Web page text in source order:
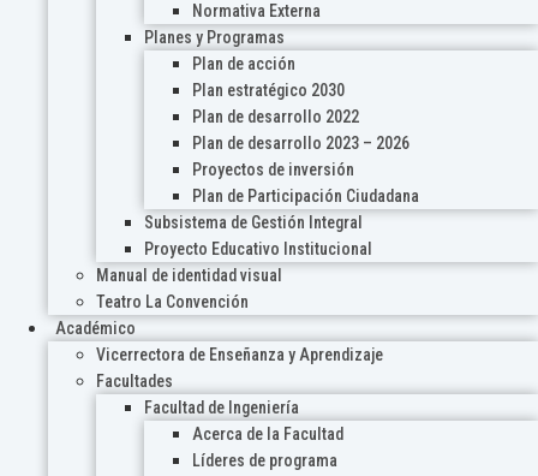
Normativa Externa
Planes y Programas
Plan de acción
Plan estratégico 2030
Plan de desarrollo 2022
Plan de desarrollo 2023 – 2026
Proyectos de inversión
Plan de Participación Ciudadana
Subsistema de Gestión Integral
Proyecto Educativo Institucional
Manual de identidad visual
Teatro La Convención
Académico
Vicerrectora de Enseñanza y Aprendizaje
Facultades
Facultad de Ingeniería
Acerca de la Facultad
Líderes de programa